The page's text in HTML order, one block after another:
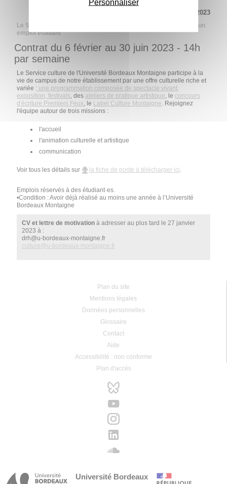
Mis à jour le 20 janvier 2023
Le Service culture de l'Université Bordeaux Montaigne recrute un
emploi étudiant
Contrat du 6 février au 30 juin 2023 - 14h
par semaine
Le Service culture de l'Université Bordeaux Montaigne participe à la
vie de campus de notre établissement par une offre culturelle riche et
variée : une programmation composée de spectacle vivant,
exposition, festivals , des ateliers de pratique artistique , le concours
d'écriture Premiers Feux , le Label Culture Montaigne . Rejoignez
l'équipe autour de trois missions :
l'accueil
l'animation culturelle et artistique
communication
Voir tous les détails sur la fiche de poste à télécharger ici.
Emplois réservés à des étudiant·es.
•Condition : Avoir déjà réalisé au moins une année à l’Université
Bordeaux Montaigne
CV et lettre de motivation à adresser au plus tard le 27 janvier
2023 à :
drh@u-bordeaux-montaigne.fr
culture@u-bordeaux-montaigne.fr
Plan du site
Mentions légales
Données personnelles
Glossaire
Contact
Aide
Accessibilité : non conforme
Plan d'accès
Université Bordeaux
Personnaliser